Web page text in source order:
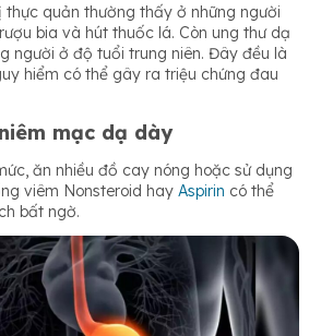
quản thường thấy ở những người
bia và hút thuốc lá. Còn ung thư dạ
người ở độ tuổi trung niên. Đây đều là
hiểm có thể gây ra triệu chứng đau
mạc dạ dày
ăn nhiều đồ cay nóng hoặc sử dụng
viêm Nonsteroid hay Aspirin có thể
bất ngờ.